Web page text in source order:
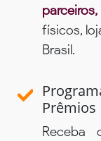
físicos,
Brasil.
Prêmios
Receba